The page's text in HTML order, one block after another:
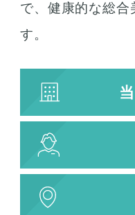
で、健康的な総合
す。